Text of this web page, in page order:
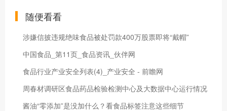
随便看看
涉嫌信披违规绝味食品被处罚款400万股票即将“戴帽”
中国食品_第11页_食品资讯_伙伴网
食品行业产业安全列表(4)_产业安全 - 前瞻网
周春材调研区食品药品检验检测中心及大数据中心运行情况
酱油“零添加”是没加什么？看食品标签注意这些细节